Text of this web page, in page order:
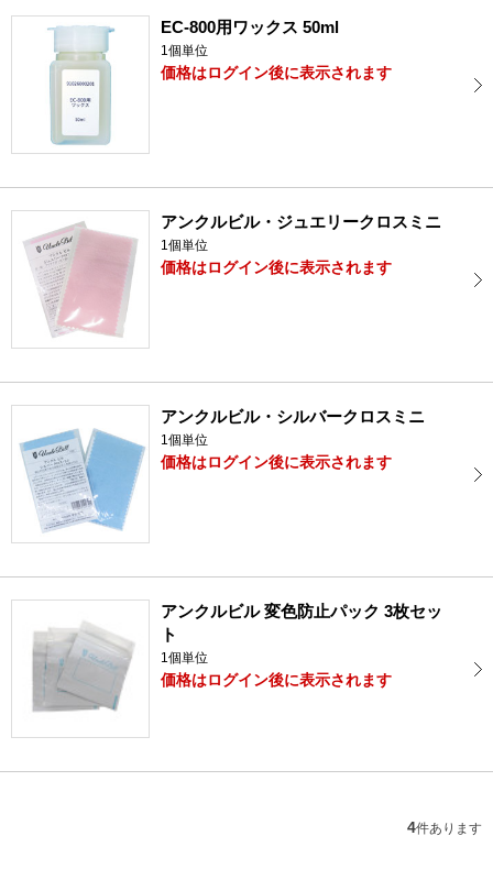
EC-800用ワックス 50ml
1個単位
価格はログイン後に表示されます
アンクルビル・ジュエリークロスミニ
1個単位
価格はログイン後に表示されます
アンクルビル・シルバークロスミニ
1個単位
価格はログイン後に表示されます
アンクルビル 変色防止パック 3枚セッ
ト
1個単位
価格はログイン後に表示されます
4件あります